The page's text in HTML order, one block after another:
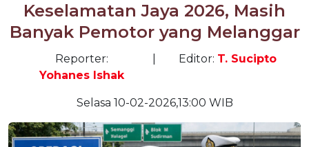
Keselamatan Jaya 2026, Masih
Banyak Pemotor yang Melanggar
Reporter:
Yohanes Ishak
Editor: T. Sucipto
Selasa 10-02-2026,13:00 WIB